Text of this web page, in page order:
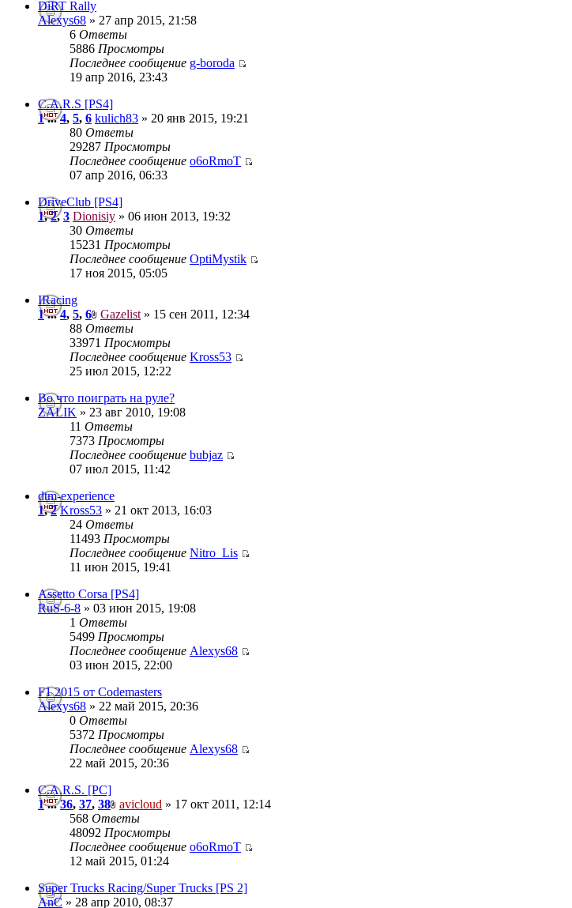
DiRT Rally
Alexys68 » 27 апр 2015, 21:58
6 Ответы
5886 Просмотры
Последнее сообщение g-boroda
19 апр 2016, 23:43
C.A.R.S [PS4]
1...4, 5, 6 kulich83 » 20 янв 2015, 19:21
80 Ответы
29287 Просмотры
Последнее сообщение o6oRmoT
07 апр 2016, 06:33
DriveClub [PS4]
1,2,3 Dionisiy » 06 июн 2013, 19:32
30 Ответы
15231 Просмотры
Последнее сообщение OptiMystik
17 ноя 2015, 05:05
IRacing
1...4, 5, 6 Gazelist» 15 сен 2011, 12:34
88 Ответы
33971 Просмотры
Последнее сообщение Kross53
25 июл 2015, 12:22
Во что поиграть на руле?
ZALIK » 23 авг 2010, 19:08
11 Ответы
7373 Просмотры
Последнее сообщение bubjaz
07 июл 2015, 11:42
dtm-experience
1,2 Kross53 » 21 окт 2013, 16:03
24 Ответы
11493 Просмотры
Последнее сообщение Nitro_Lis
11 июн 2015, 19:41
Assetto Corsa [PS4]
RuS-6-8 » 03 июн 2015, 19:08
1 Ответы
5499 Просмотры
Последнее сообщение Alexys68
03 июн 2015, 22:00
F1 2015 от Codemasters
Alexys68 » 22 май 2015, 20:36
0 Ответы
5372 Просмотры
Последнее сообщение Alexys68
22 май 2015, 20:36
C.A.R.S. [PC]
1...36, 37, 38 avicloud » 17 окт 2011, 12:14
568 Ответы
48092 Просмотры
Последнее сообщение o6oRmoT
12 май 2015, 01:24
Super Trucks Racing/Super Trucks [PS 2]
AnC » 28 апр 2010, 08:37